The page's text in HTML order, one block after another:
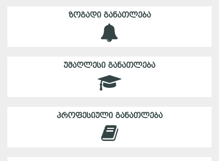
ᲖᲝᲒᲐᲓᲘ ᲒᲐᲜᲐᲗᲚᲔᲑᲐ
ᲣᲛᲐᲦᲚᲔᲡᲘ ᲒᲐᲜᲐᲗᲚᲔᲑᲐ
ᲞᲠᲝᲤᲔᲡᲘᲣᲚᲘ ᲒᲐᲜᲐᲗᲚᲔᲑᲐ